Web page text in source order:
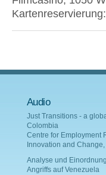
Audio
Just Transitions - a
Colombia
Centre for Employment
Innovation and
Analyse und
Angriffs auf Venezuela